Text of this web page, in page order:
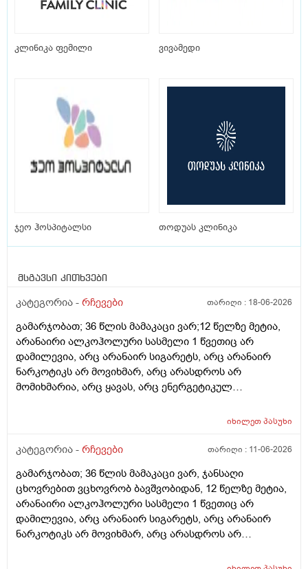
კლინიკა ფემილი ვივამედი
ჯეო ჰოსპიტალსი თოდუას კლინიკა
მსგავსი კითხვები
კატეგორია - რჩევები თარიღი : 18-06-2026
გამარჯობათ; 36 წლის მამაკაცი ვარ;12 წელზე მეტია,
არანაირი ალკოჰოლური სასმელი 1 წვეთიც არ
დამილევია, არც არანაირ სიგარეტს, არც არანაირ
ნარკოტიკს არ მოვიხმარ, არც არასდროს არ
მომიხმარია, არც ყავას, არც ენერგეტიკულ
ვეკარები, ბევრ ხილ-ბოსტნეულს ვჭამ, მათ შორის
ვჭამ (შეძლებისდაგვარად ჯანსაღ საჭმელებს),
საშუალოდ 2 ლიტრ წყალს ვსვამ, ხანდახან სხვადასხვა
მინერალურ წყალსაც, ფეხით ბევრს დავდივარ, როცა
დრო მაქვს, სხვა ვარჯიშებსაც ვაკეთებ, არ მაწუხებს
არანაირი დაავადება, საერთოდ არაფერი არ მაწუხებს
არც სხეულის შიგნით, არც გარეთ (ჯერ არაფერი არ
იხილეთპასუხი
კატეგორია - რჩევები თარიღი : 11-06-2026
გამარჯობათ; 36 წლის მამაკაცი ვარ, ჯანსაღი
ცხოვრებით ვცხოვრობ ბავშვობიდან, 12 წელზე მეტია,
არანაირი ალკოჰოლური სასმელი 1 წვეთიც არ
დამილევია, არც არანაირ სიგარეტს, არც არანაირ
ნარკოტიკს არ მოვიხმარ, არც არასდროს არ
სასმელებს, არც კოკა-კოლა-ლიმონათებს და ა.შ არ